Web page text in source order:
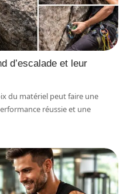
d’escalade et leur
du matériel peut faire une
réussie et une